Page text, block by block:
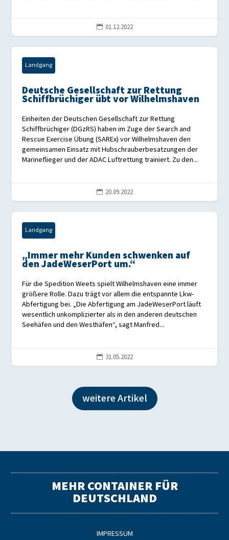
 01.12.2022
Landgang
Deutsche Gesellschaft zur Rettung
Schiffbrüchiger übt vor Wilhelmshaven
Einheiten der Deutschen Gesellschaft zur Rettung
Schiffbrüchiger (DGzRS) haben im Zuge der Search and
Rescue Exercise Übung (SAREx) vor Wilhelmshaven den
gemeinsamen Einsatz mit Hubschrauberbesatzungen der
Marineflieger und der ADAC Luftrettung trainiert. Zu den...
 20.09.2022
Landgang
„Immer mehr Kunden schwenken auf
den JadeWeserPort um.“
Für die Spedition Weets spielt Wilhelmshaven eine immer
größere Rolle. Dazu trägt vor allem die entspannte Lkw-
Abfertigung bei. „Die Abfertigung am JadeWeserPort läuft
wesentlich unkomplizierter als in den anderen deutschen
Seehäfen und den Westhäfen“, sagt Manfred...
 31.05.2022
weitere Artikel
MEHR CONTAINER FÜR
DEUTSCHLAND
IMPRESSUM